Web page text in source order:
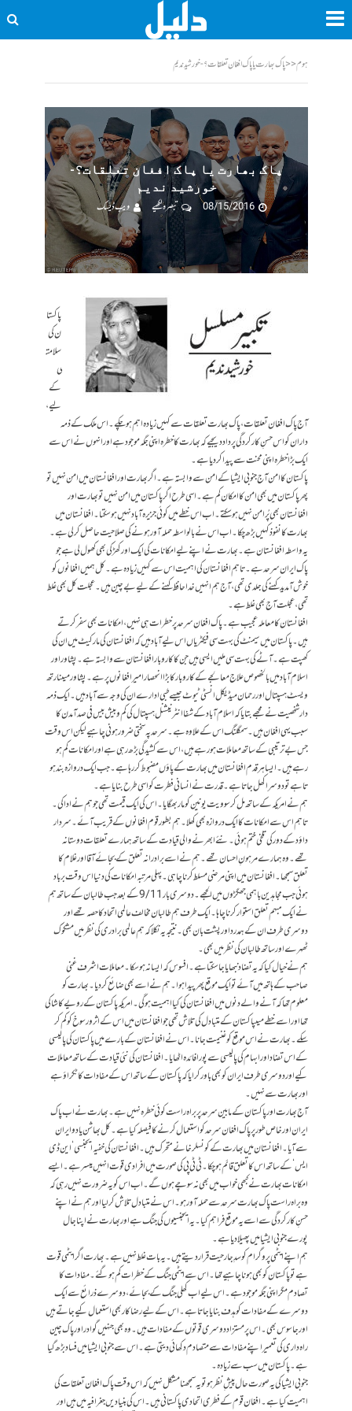
ہوم<<پاک بھارت یا پاک افغان تعلقات؟-خورشید ندیم
پاک بھارت یا پاک افغان تعلقات؟-
خورشید ندیم
08/15/2016
تبصرہ لکھیے ویب ڈیسک
پاکستا
ن کی
سلامت
ی
کے
لیے،
آج پاک افغان تعلقات، پاک بھارت تعلقات سے کہیں زیادہ اہم ہو چکے۔اس ملک کے ذمہ
داران کو اس حسنِ کارکردگی پر داد دیجیے کہ بھارت کا خطرہ اپنی جگہ مو جودہے اور انہوں نے اس سے
ایک بڑا خطرہ اپنی محنت سے پیدا کر دیا ہے۔
پاکستان کا امن آج جنوبی ا یشیا کے امن سے وابستہ ہے۔اگر بھارت اور افغانستان میں امن نہیں تو
پھر پاکستان میں بھی امن کا امکان کم ہے۔اسی طرح اگر پاکستان میں امن نہیں تو بھارت اور
افغانستان بھی پُرامن نہیں ہو سکتے۔اب اس خطے میں کوئی جزیرہ آباد نہیں ہو سکتا۔افغانستان میں
بھارت کا نفوذ کہیں بڑھ چکا۔اب اس نے بالواسطہ حملہ آور ہونے کی صلاحیت حاصل کر لی ہے۔
یہ واسطہ افغانستان ہے۔بھارت نے اپنے لیے امکانات کی ایک اورکھڑکی بھی کھول لی ہے جو
پاک ایران سرحد ہے۔تاہم افغانستان کی اہمیت اس سے کہیں زیادہ ہے۔کل ہمیں افغانوں کو
خوش آ مدید کہنے کی جلدی تھی،آج ہم انہیں خدا حافظ کہنے کے لیے بے چین ہیں۔عجلت کل بھی غلط
تھی، عجلت آج بھی غلط ہے۔
افغانستان کا معاملہ عجیب ہے۔پاک افغان سرحد پرخطرات ہی نہیں، امکانات بھی سفر کرتے
ہیں۔پاکستان میں سیمنٹ کی بہت سی فیکٹریاں اس لیے آباد ہیں کہ افغانستان کی مارکیٹ میں ان کی
کھپت ہے۔آٹے کی بہت سی ملیں ایسی ہیں جن کا کاروبار افغانستان سے وابستہ ہے۔ پشاور اور
اسلام آباد میں بالخصوص علاج معالجے کے کاروبارکا بڑا انحصارامیر افغانوں پر ہے۔پشاور میںنارتھ
ویسٹ ہسپتال اوررحمان میڈیکل انسٹی ٹیوٹ جیسے طبی ادارے ان کی وجہ سے آباد ہیں۔ایک ذمہ
دار شخصیت نے مجھے بتایا کہ اسلام آباد کے شفا انٹرنیشنل ہسپتال کی کم و بیش بیس فی صدآمدن کا
سبب یہی افغان ہیں۔ سمگلنگ اس کے علاوہ ہے۔سرحد پہ سختی ضرور ہونی چاہیے لیکن اس وقت
جس بے ترتیبی کے ساتھ معاملات ہورہے ہیں،اس سے کشید گی بڑھ رہی ہے اور امکانات کم ہو
رہے ہیں۔ایسا ہر قدم افغانستان میں بھارت کے پاؤں مضبوط کر رہا ہے۔جب ایک دروازہ بند ہو
تا ہے تودوسرا کھل جا تاہے۔قدرت نے انسانی فطرت کو اسی طرح بنا یا ہے۔
ہم نے امریکہ کے ساتھ مل کرسوویت یونین کو مار بھگایا۔ اس کی ایک قیمت تھی جو ہم نے ادا کی۔
تاہم اس سے امکانات کا ایک دروازہ بھی کھلا۔ہم بطور قوم افغانوں کے قریب آئے۔سردار
داؤد کے دور کی تلخی ختم ہو ئی۔نئے ابھرنے والی قیادت کے ساتھ ہمارے تعلقات دوستانہ
تھے۔وہ ہمارے مرہونِ احسان تھے۔ہم نے اسے برادرانہ تعلق کے بجائے آقا اورغلام کا
تعلق سمجھا۔افغانستان میں اپنی مرضی مسلط کر نا چاہی۔پہلی مرتبہ امکانات کی دنیا اس وقت برباد
ہوئی جب مجاہدین باہمی جھگڑوں میں الجھے۔دوسری بار 9/11 کے بعد جب طالبان کے ساتھ ہم
نے ایک مبہم تعلق استوار کر نا چاہا۔ایک طرف ہم طالبان مخالف عالمی اتحاد کا حصہ تھے اور
دوسری طرف ان کے ہمدرد اور پشت بان بھی۔نتیجہ یہ نکلا کہ ہم عالمی برادری کی نظر میں مشکوک
ٹھہرے اور ساتھ طالبان کی نظر میں بھی۔
ہم نے خیال کیا کہ یہ تضاد نبھا یاجا سکتا ہے۔افسوس کہ ایسا نہ ہو سکا۔معاملات اشرف غنی
صاحب کے ہاتھ میں آئے تو ایک موقع پھر پیدا ہوا۔ہم نے اسے بھی ضائع کر دیا۔بھارت کو
معلوم تھا کہ آنے والے دنوں میں افغانستان کی کیا اہمیت ہو گی۔امریکہ پاکستان کے رویے کا شاکی
تھا اور اسے خطے میںپاکستان کے متبادل کی تلاش تھی جو افغانستان میں اس کے اثر و رسوخ کو کم کر
سکے۔بھارت نے اس موقع کو غنیمت جا نا۔اس نے افغانستان کے بارے میں پاکستان کی پالیسی
کے اس تضاد اور ابہام کی پالیسی سے پورا فائدہ اٹھایا۔افغانستان کی نئی قیادت کے ساتھ معاملات
کیے اوردوسری طرف ایران کو بھی باور کرایا کہ پاکستان کے ساتھ اس کے مفادات کا ٹکراؤ ہے
اور بھارت سے نہیں۔
آج بھارت اور پاکستان کے مابین سرحد پر براہ راست کوئی خطرہ نہیں ہے۔بھارت نے اب پاک
ایران اور خاص طور پر پاک افغان سرحد کو استعمال کر نے کا فیصلہ کیا ہے۔کل بھاشن یادوایران
سے آیا۔افغانستان میں بھارت کے کونسلر خانے متحرک ہیں۔افغانستان کی خفیہ ایجنسی ‘این ڈی
ایس ‘کے ساتھ اس کاتعلق قائم ہو چکا۔ٹی ٹی پی کی صورت میں افرادی قوت انہیں میسر ہے۔ایسے
امکانات بھارت نے کبھی خواب میں بھی نہ سوچے ہوں گے۔ اب اس کو یہ ضرورت نہیں رہی کہ
وہ براہ راست پاک بھارت سرحد سے حملہ آورہو۔اس نے متبادل تلاش کر لیا اور ہم نے اپنے
حسنِ کارکرد گی سے اسے یہ موقع فراہم کیا۔یہ ایجنسیوں کی جنگ ہے اور بھارت نے اپنا جال
پورے جنوبی ا یشیا میں پھیلا دیا ہے۔
ہم اپنے ایٹمی پروگرام کو سدِ جارحیت قرار دیتے ہیں۔یہ بات غلط نہیں ہے۔بھارت اگر ایٹمی قوت
ہے تو پاکستان کوبھی ہونا چاہیے تھا۔اس سے ایٹمی جنگ کے خطرات کم ہوگئے۔مفادات کا
تصادم مگر اپنی جگہ موجودہے۔اس لیے اب کھلی جنگ کے بجائے،دوسرے ذرائع سے ایک
دوسرے کے مفادات کو ہدف بنا یا جا تا ہے۔اس کے لیے رضا کاربھی استعمال کیے جاتے ہیں
اور جاسوس بھی۔اس پر مستزاد دوسری قوتوں کے مفادات ہیں۔وہ بھی جنہیں گوادراور پاک چین
راہ داری کی تعمیر اپنے مفادات سے متصادم دکھائی دیتی ہے۔ اس سے جنوبی ا یشیا میں فساد بڑھ گیا
ہے۔پاکستان میں سب سے زیادہ۔
جنوبی ایشیا کی یہ صورت حال پیش ِ نظر ہو تو یہ سمجھنا مشکل نہیں کہ اس وقت پاک افغان تعلقات کی
اہمیت کیا ہے۔افغان قوم کے فطری اتحادی پاکستانی ہیں۔اس کی بنیادیں جغرافیہ میں ہیں اور